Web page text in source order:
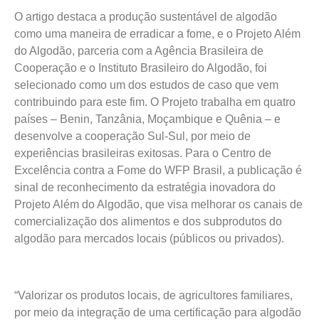
O artigo destaca a produção sustentável de algodão
como uma maneira de erradicar a fome, e o Projeto Além
do Algodão, parceria com a Agência Brasileira de
Cooperação e o Instituto Brasileiro do Algodão, foi
selecionado como um dos estudos de caso que vem
contribuindo para este fim. O Projeto trabalha em quatro
países – Benin, Tanzânia, Moçambique e Quênia – e
desenvolve a cooperação Sul-Sul, por meio de
experiências brasileiras exitosas. Para o Centro de
Excelência contra a Fome do WFP Brasil, a publicação é
sinal de reconhecimento da estratégia inovadora do
Projeto Além do Algodão, que visa melhorar os canais de
comercialização dos alimentos e dos subprodutos do
algodão para mercados locais (públicos ou privados).
“Valorizar os produtos locais, de agricultores familiares,
por meio da integração de uma certificação para algodão